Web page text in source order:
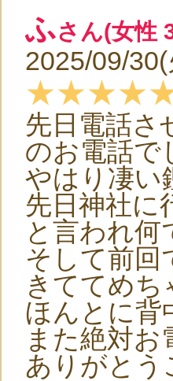
ふさん(女性
2025/09/30(
先日電話さ
のお電話で
やはり凄い
先日神社に
と言われ
そして前回
きててめ
ほんとに背
また絶対お
ありがとう